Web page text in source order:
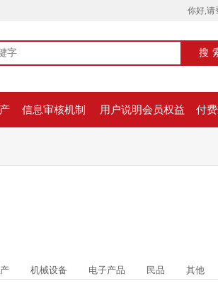
你好,请
搜
信息审核机制 用户说明会员权益 付费
机械设备 电子产品 民品 其他